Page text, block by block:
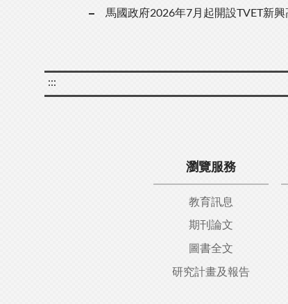
馬國政府2026年7月起開設TVET新
:::
瀏覽服務
教育訊息
期刊論文
圖書全文
研究計畫及報告